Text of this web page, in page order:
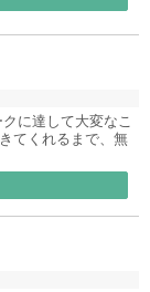
に達して大変なこ
てくれるまで、無